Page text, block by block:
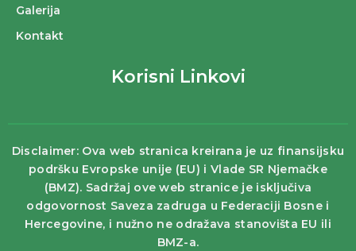
Galerija
Kontakt
Korisni Linkovi
Disclaimer: Ova web stranica kreirana je uz finansijsku
podršku Evropske unije (EU) i Vlade SR Njemačke
(BMZ). Sadržaj ove web stranice je isključiva
odgovornost Saveza zadruga u Federaciji Bosne i
Hercegovine, i nužno ne odražava stanovišta EU ili
BMZ-a.